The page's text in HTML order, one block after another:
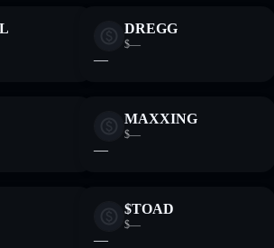
DREGG
$—
—
MAXXING
$—
—
$TOAD
$—
—